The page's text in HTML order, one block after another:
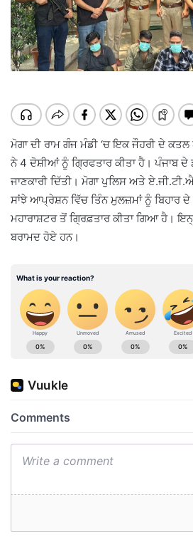
ਮੋਗਾ ਦੀ ਰਾਮ ਗੰਜ ਮੰਡੀ ‘ਚ ਇਕ ਜੌਹਰੀ ਦੇ
ਨੇ 4 ਦੋਸ਼ੀਆਂ ਨੂੰ ਗ੍ਰਿਫਤਾਰ ਕੀਤਾ ਹੈ। ਪੰਜਾਬ ਦੇ
ਜਾਣਕਾਰੀ ਦਿੱਤੀ। ਮੋਗਾ ਪੁਲਿਸ ਅਤੇ
ਸਾਂਝੇ ਆਪ੍ਰੇਸ਼ਨ ਵਿੱਚ ਤਿੰਨ ਮੁਲਜ਼ਮਾਂ ਨੂੰ ਬਿਹਾਰ
ਮਹਾਰਾਸ਼ਟਰ ਤੋਂ ਗ੍ਰਿਫ਼ਤਾਰ ਕੀਤਾ ਗਿਆ ਹੈ।
ਬਰਾਮਦ ਹੋਏ ਹਨ।